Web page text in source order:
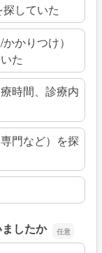
していた
かりつけ）
た
時間、診療内
門など）を探
したか